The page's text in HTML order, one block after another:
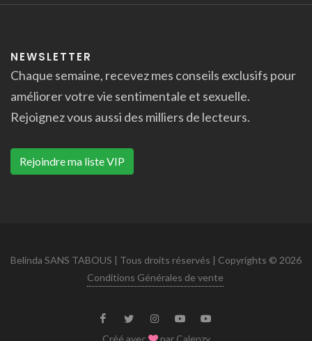
NEWSLETTER
Chaque semaine, recevez mes conseils exclusifs pour
améliorer votre vie sentimentale et sexuelle.
Rejoignez vous aussi des milliers de lecteurs.
Rejoindre ma liste VIP
Belinda SANS TABOUS | Tous droits réservés | Copyrights © 2026
Conditions Générales de vente
Créé avec par Calenzy